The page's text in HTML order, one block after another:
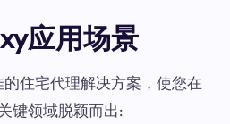
应用场景
的住宅代理解决方案，使您在
键领域脱颖而出: